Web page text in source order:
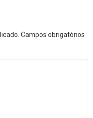
Campos obrigatórios